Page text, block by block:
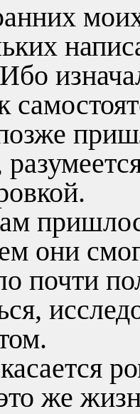
они
почти
же